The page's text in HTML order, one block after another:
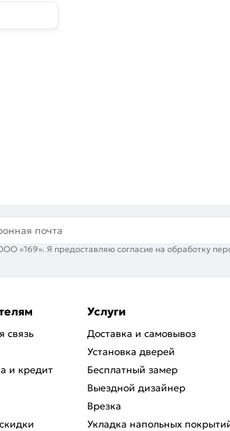
почта
«169». Я предоставляю согласие на обработку
связь
и кредит
Услуги
Доставка и самовывоз
Установка дверей
Бесплатный замер
Выездной дизайнер
Врезка
Укладка напольных